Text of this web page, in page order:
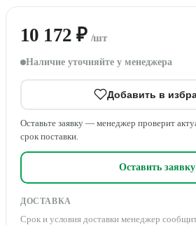
10 172 ₽ /шт
Наличие уточняйте у менеджера
Добавить в
Оставьте заявку — менеджер проверит
срок поставки.
Оставить заявку
ДОСТАВКА
Срок и условия доставки менеджер